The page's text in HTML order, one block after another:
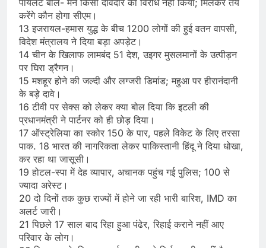
पायलट बोले- मैंने किसी दावेदार का विरोध नहीं किया; मिलकर तय
करेंगे कौन होगा सीएम।
13 इजरायल-हमास युद्ध के बीच 1200 लोगों की हुई वतन वापसी,
विदेश मंत्रालय ने दिया बड़ा अपड़ेट।
14 चीन के खिलाफ लामबंद 51 देश, उइगर मुसलमानों के उत्पीड़न
पर घिरा ड्रैगन।
15 मशहूर होने की जल्दी और लग्जरी डिमांड; महुआ पर हीरानंदानी
के बड़े दावे।
16 टीवी पर सेक्स को लेकर क्या बोल दिया कि इटली की
प्रधानमंत्री ने पार्टनर को ही छोड़ दिया।
17 ऑस्ट्रेलिया का स्कोर 150 के पार, पहले विकेट के लिए तरसा
पाक. 18 भारत की नागरिकता लेकर पाकिस्तानी हिंदू ने दिया धोखा,
कर रहा था जासूसी।
19 होटल-स्पा में देह व्यापार, अचानक पहुंच गई पुलिस; 100 से
ज्यादा अरेस्ट।
20 दो दिनों तक कुछ राज्यों में होने जा रही भारी बारिश, IMD का
अलर्ट जारी।
21 पिछले 17 साल बाद रिहा हुआ पंढेर, रिहाई कराने नहीं आए
परिवार के लोग।